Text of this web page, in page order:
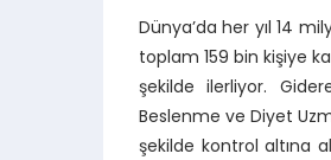
Dünya’da her yıl 14
toplam 159 bin kişiye
şekilde ilerliyor.
Beslenme ve Diyet
şekilde kontrol altına